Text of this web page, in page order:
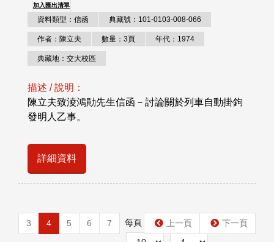
加入匯出清單
資料類型：信函 典藏號：101-0103-008-066
作者：陳立夫 數量：3頁 年代：1974
典藏地：交大校區
描述 / 說明：
陳立夫致淩鴻勛先生信函－討論關於列車自動掛鉤
發明人乙事。
詳細資料
3 4 5 6 7 每頁 第
上一頁 下一頁